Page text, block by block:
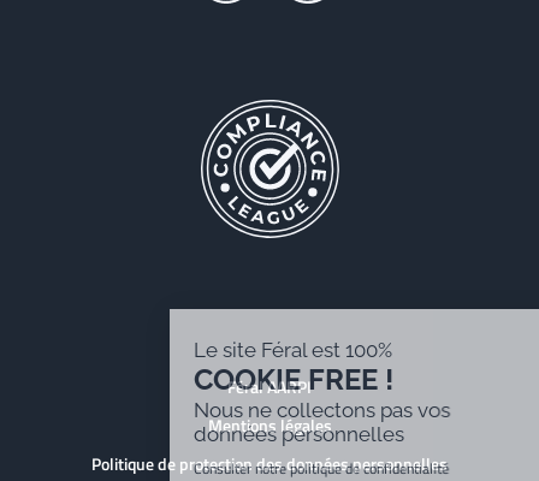
Féral AARPI
Mentions légales
Politique de protection des données personnelles
Le site Féral est 100%
COOKIE FREE !
Nous ne collectons pas vos
données personnelles
Consulter notre politique de confidentialité